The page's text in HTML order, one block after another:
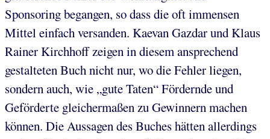
Sponsoring begangen, so dass die oft immensen
Mittel einfach versanden. Kaevan Gazdar und Klaus
Rainer Kirchhoff zeigen in diesem ansprechend
gestalteten Buch nicht nur, wo die Fehler liegen,
sondern auch, wie „gute Taten“ Fördernde und
Geförderte gleichermaßen zu Gewinnern machen
können. Die Aussagen des Buches hätten allerdings